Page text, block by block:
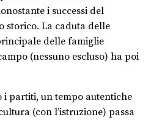
i successi del
storico. La caduta delle
delle famiglie
(nessuno escluso) ha poi
i partiti, un tempo autentiche
(con l’istruzione) passa